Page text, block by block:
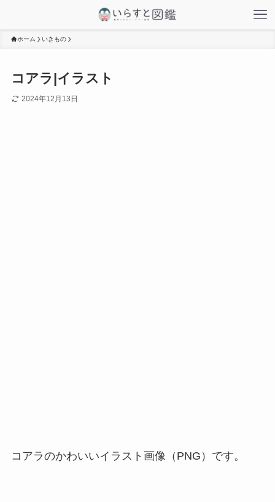
ホーム いきもの
コアラ|イラスト
2024年12月13日
コアラのかわいいイラスト画像（PNG）です。